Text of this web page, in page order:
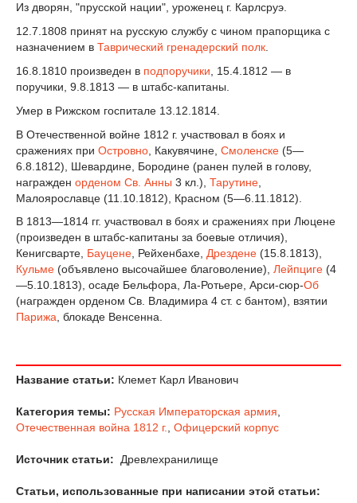
Из дворян, "прусской нации", уроженец г. Карлсруэ.
12.7.1808 принят на русскую службу с чином прапорщика с
назначением в Таврический гренадерский полк
16.8.1810 произведен в подпоручики , 15.4.1812 — в
поручики, 9.8.1813 — в штабс-капитаны.
Умер в Рижском госпитале 13.12.1814.
В Отечественной войне 1812 г. участвовал в боях и
сражениях при Островно , Какувячине, Смоленске (5—
6.8.1812), Шевардине, Бородине (ранен пулей в голову,
награжден орденом Св. Анны 3 кл.), Тарутине
Малоярославце (11.10.1812), Красном (5—6.11.1812).
В 1813—1814 гг. участвовал в боях и сражениях при Люцене
(произведен в штабс-капитаны за боевые отличия),
Кенигсварте, Бауцене, Рейхенбахе, Дрездене (15.8.1813),
Кульме (объявлено высочайшее благоволение), Лейпциге (4
—5.10.1813), осаде Бельфора, Ла-Ротьере, Арси-сюр-Об
(награжден орденом Св. Владимира 4 ст. с бантом), взятии
Парижа, блокаде Венсенна.
Название статьи: Клемет Карл Иванович
Категория темы: Русская Императорская армия
Отечественная война 1812 г.
Офицерский корпус
Источник статьи: Древлехранилище
Статьи, использованные при написании этой статьи: